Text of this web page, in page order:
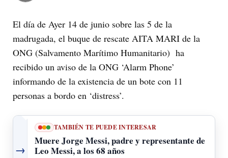
El día de Ayer 14 de junio sobre las 5 de la
madrugada, el buque de rescate AITA MARI de la
ONG (Salvamento Marítimo Humanitario) ha
recibido un aviso de la ONG ‘Alarm Phone’
informando de la existencia de un bote con 11
personas a bordo en ‘distress’.
→
TAMBIÉN TE PUEDE INTERESAR
Muere Jorge Messi, padre y representante de
Leo Messi, a los 68 años